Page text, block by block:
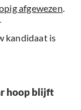
afgewezen.
kandidaat is
hoop blijft